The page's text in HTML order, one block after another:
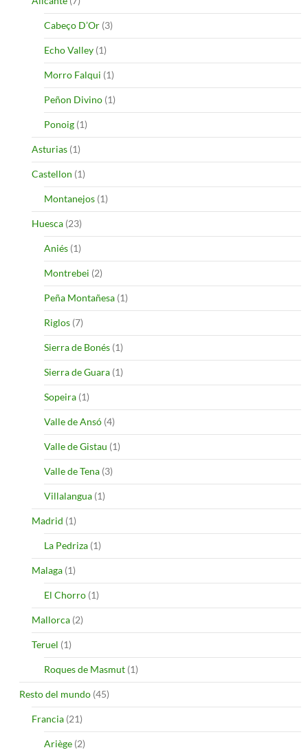
Cabeço D’Or (3)
Echo Valley (1)
Morro Falqui (1)
Peñon Divino (1)
Ponoig (1)
Asturias (1)
Castellon (1)
Montanejos (1)
Huesca (23)
Aniés (1)
Montrebei (2)
Peña Montañesa (1)
Riglos (7)
Sierra de Bonés (1)
Sierra de Guara (1)
Sopeira (1)
Valle de Ansó (4)
Valle de Gistau (1)
Valle de Tena (3)
Villalangua (1)
Madrid (1)
La Pedriza (1)
Malaga (1)
El Chorro (1)
Mallorca (2)
Teruel (1)
Roques de Masmut (1)
Resto del mundo (45)
Francia (21)
Ariège (2)